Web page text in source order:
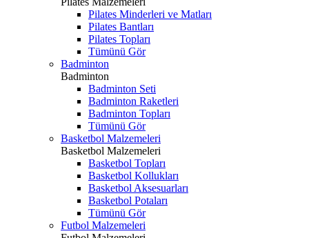
Pilates Minderleri ve Matları
Pilates Bantları
Pilates Topları
Tümünü Gör
Badminton
Badminton
Badminton Seti
Badminton Raketleri
Badminton Topları
Tümünü Gör
Basketbol Malzemeleri
Basketbol Malzemeleri
Basketbol Topları
Basketbol Kollukları
Basketbol Aksesuarları
Basketbol Potaları
Tümünü Gör
Futbol Malzemeleri